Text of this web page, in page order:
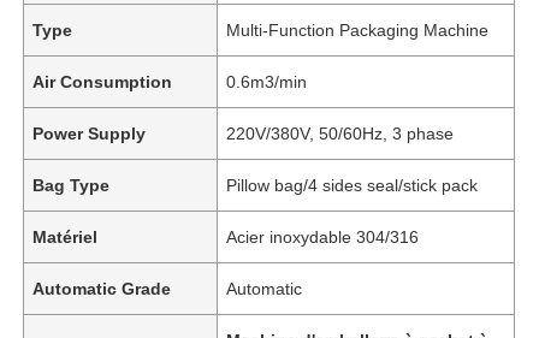
Type Multi-Function Packaging Machine
Air Consumption 0.6m3/min
Power Supply 220V/380V, 50/60Hz, 3 phase
Bag Type Pillow bag/4 sides seal/stick pack
Matériel Acier inoxydable 304/316
Automatic Grade Automatic